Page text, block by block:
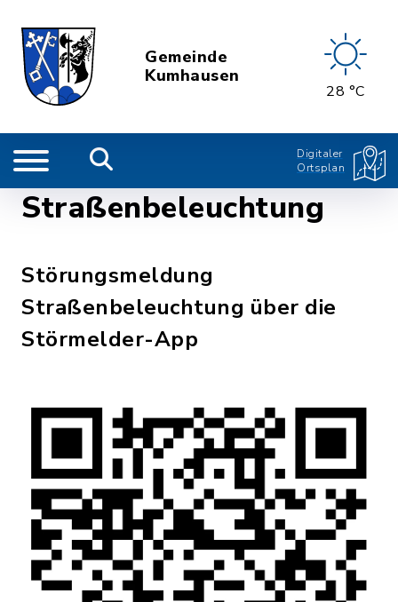
Gemeinde
Kumhausen
28 °C
Digitaler
Ortsplan
Straßenbeleuchtung
Störungsmeldung
Straßenbeleuchtung über die
Störmelder-App